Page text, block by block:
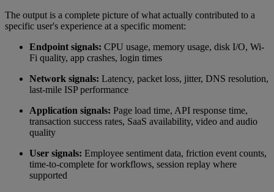
The output is a complete picture of what actually contributed to a
specific user's experience at a specific moment:
Endpoint signals: CPU usage, memory usage, disk I/O, Wi-
Fi quality, app crashes, login times
Network signals: Latency, packet loss, jitter, DNS resolution,
last-mile ISP performance
Application signals: Page load time, API response time,
transaction success rates, SaaS availability, video and audio
quality
User signals: Employee sentiment data, friction event counts,
time-to-complete for workflows, session replay where
supported